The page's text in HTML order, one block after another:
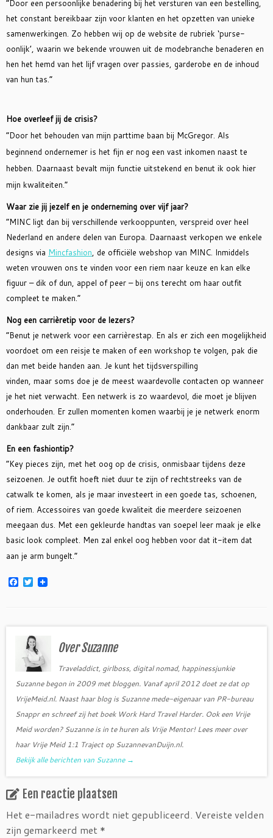
“Door een persoonlijke benadering bij het versturen van een bestelling,
het constant bereikbaar zijn voor klanten en het opzetten van unieke
samenwerkingen. Zo hebben wij op de website de rubriek ‘purse-
oonlijk’, waarin we bekende vrouwen uit de modebranche benaderen en
hen het hemd van het lijf vragen over passies, garderobe en de inhoud
van hun tas.”
Hoe overleef jij de crisis?
“Door het behouden van mijn parttime baan bij McGregor. Als
beginnend ondernemer is het fijn er nog een vast inkomen naast te
hebben. Daarnaast bevalt mijn functie uitstekend en benut ik ook hier
mijn kwaliteiten.”
Waar zie jij jezelf en je onderneming over vijf jaar?
“MINC ligt dan bij verschillende verkooppunten, verspreid over heel
Nederland en andere delen van Europa. Daarnaast verkopen we enkele
designs via Mincfashion, de officiële webshop van MINC. Inmiddels
weten vrouwen ons te vinden voor een riem naar keuze en kan elke
figuur – dik of dun, appel of peer – bij ons terecht om haar outfit
compleet te maken.”
Nog een carrièretip voor de lezers?
“Benut je netwerk voor een carrièrestap. En als er zich een mogelijkheid
voordoet om een reisje te maken of een workshop te volgen, pak die
dan met beide handen aan. Je kunt het tijdsverspilling
vinden, maar soms doe je de meest waardevolle contacten op wanneer
je het niet verwacht. Een netwerk is zo waardevol, die moet je blijven
onderhouden. Er zullen momenten komen waarbij je je netwerk enorm
dankbaar zult zijn.”
En een fashiontip?
“Key pieces zijn, met het oog op de crisis, onmisbaar tijdens deze
seizoenen. Je outfit hoeft niet duur te zijn of rechtstreeks van de
catwalk te komen, als je maar investeert in een goede tas, schoenen,
of riem. Accessoires van goede kwaliteit die meerdere seizoenen
meegaan dus. Met een gekleurde handtas van soepel leer maak je elke
basic look compleet. Men zal enkel oog hebben voor dat it-item dat
aan je arm bungelt.”
F
o
T
w
e
r
Over Suzanne
Traveladdict, girlboss, digital nomad, happinessjunkie
Suzanne begon in 2009 met bloggen. Vanaf april 2012 doet ze dat op
VrijeMeid.nl. Naast haar blog is Suzanne mede-eigenaar van PR-bureau
Snappr en schreef zij het boek Work Hard Travel Harder. Ook een Vrije
Meid worden? Suzanne is in te huren als Vrije Mentor! Lees meer over
haar Vrije Meid 1:1 Traject op SuzannevanDuijn.nl.
Bekijk alle berichten van Suzanne →
Een reactie plaatsen
Het e-mailadres wordt niet gepubliceerd. Vereiste velden
zijn gemarkeerd met *